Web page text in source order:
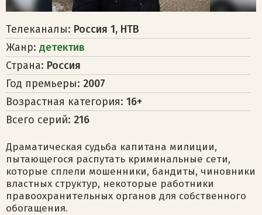
Телеканалы: Россия 1, НТВ
Жанр: детектив
Страна: Россия
Год премьеры: 2007
Возрастная категория: 16+
Всего серий: 216
Драматическая судьба капитана милиции,
пытающегося распутать криминальные сети,
которые сплели мошенники, бандиты, чиновники
властных структур, некоторые работники
правоохранительных органов для собственного
обогащения.